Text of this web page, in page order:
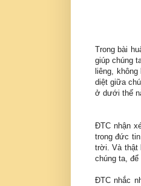
Trong bài
giúp chúng
liêng,
diệt giữa
ở dưới thế
ĐTC nhận
trong đức
trời. Và thật
chúng ta,
ĐTC nhắc